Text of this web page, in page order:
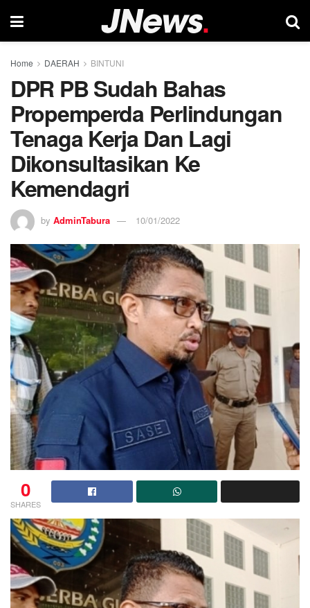
Home DAERAH BINTUNI
DPR PB Sudah Bahas
Propemperda Perlindungan
Tenaga Kerja Dan Lagi
Dikonsultasikan Ke
Kemendagri
by AdminTabura 10/01/2022
0
SHARES